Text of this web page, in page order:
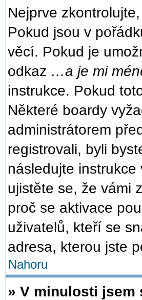
Nejprve
Pokud jsou v
věcí. Pokud je
odkaz …a je mi
instrukce. Pokud
Některé boardy
administrátorem
registrovali, byli
následujte
ujistěte se, že vámi
proč se aktivace
uživatelů, kteří se
adresa, kterou jste
Nahoru
» V minulosti jsem